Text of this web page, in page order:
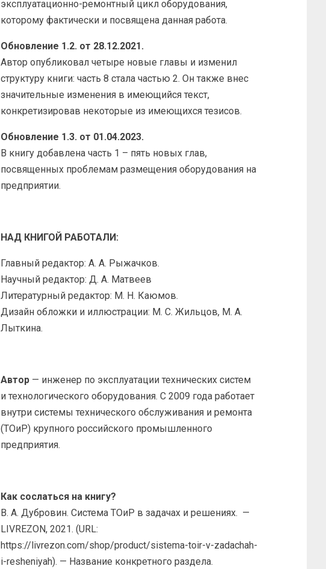
эксплуатационно-ремонтный цикл оборудования,
которому фактически и посвящена данная работа.
Обновление 1.2. от 28.12.2021.
Автор опубликовал четыре новые главы и изменил
структуру книги: часть 8 стала частью 2. Он также внес
значительные изменения в имеющийся текст,
конкретизировав некоторые из имеющихся тезисов.
Обновление 1.3. от 01.04.2023.
В книгу добавлена часть 1 – пять новых глав,
посвященных проблемам размещения оборудования на
предприятии.
НАД КНИГОЙ РАБОТАЛИ:
Главный редактор: А. А. Рыжачков.
Научный редактор: Д. А. Матвеев
Литературный редактор: М. Н. Каюмов.
Дизайн обложки и иллюстрации: М. С. Жильцов, М. А.
Лыткина.
Автор — инженер по эксплуатации технических систем
и технологического оборудования. С 2009 года работает
внутри системы технического обслуживания и ремонта
(ТОиР) крупного российского промышленного
предприятия.
Как сослаться на книгу?
В. А. Дубровин. Система ТОиР в задачах и решениях. —
LIVREZON, 2021. (URL:
https://livrezon.com/shop/product/sistema-toir-v-zadachah-
i-resheniyah). — Название конкретного раздела.